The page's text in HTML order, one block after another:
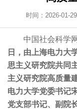
时间：2026-01-
中国社会科学
日，由上海电力大
思主义研究院共同
主义研究院高质量
电力大学党委书记
党支部书记、副院